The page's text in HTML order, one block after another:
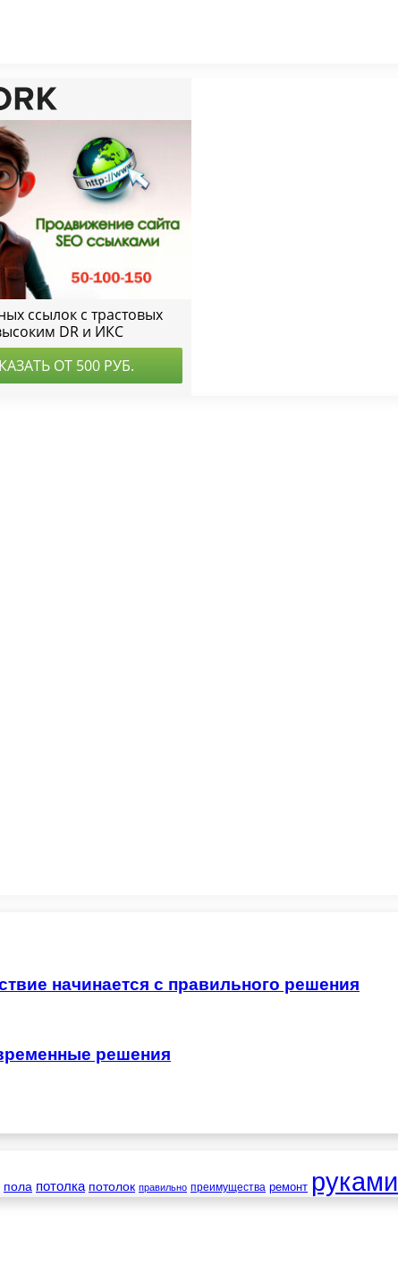
начинается с правильного решения
решения
пола потолка потолок правильно преимущества ремонт руками